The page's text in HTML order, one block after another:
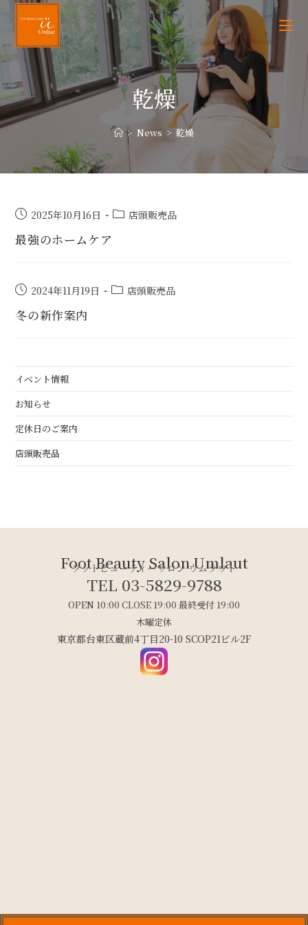
乾燥
> News > 乾燥
2025年10月16日 店頭販売品
最強のホームケア
2024年11月19日 店頭販売品
冬の新作案内
イベント情報
お知らせ
定休日のご案内
店頭販売品
Foot Beauty Salon Umlaut
フットビューティーサロン ウムラウト
TEL 03-5829-9788
OPEN 10:00 CLOSE 19:00 最終受付 19:00
木曜定休
東京都台東区蔵前4丁目20-10 SCOP21ビル2F